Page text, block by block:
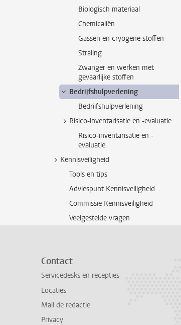
Biologisch materiaal
Chemicaliën
Gassen en cryogene stoffen
Straling
Zwanger en werken met
gevaarlijke stoffen
Bedrijfshulpverlening
Bedrijfshulpverlening
Risico-inventarisatie en -evaluatie
Risico-inventarisatie en -
evaluatie
Kennisveiligheid
Tools en tips
Adviespunt Kennisveiligheid
Commissie Kennisveiligheid
Veelgestelde vragen
Contact
Servicedesks en recepties
Locaties
Mail de redactie
Privacy